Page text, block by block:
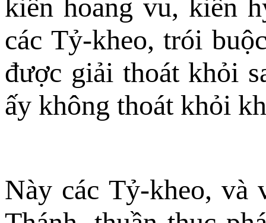
kiến hoang vu, kiến
các Tỷ-kheo, trói
được giải thoát khỏi
ấy không thoát khỏi
Này các Tỷ-kheo, và